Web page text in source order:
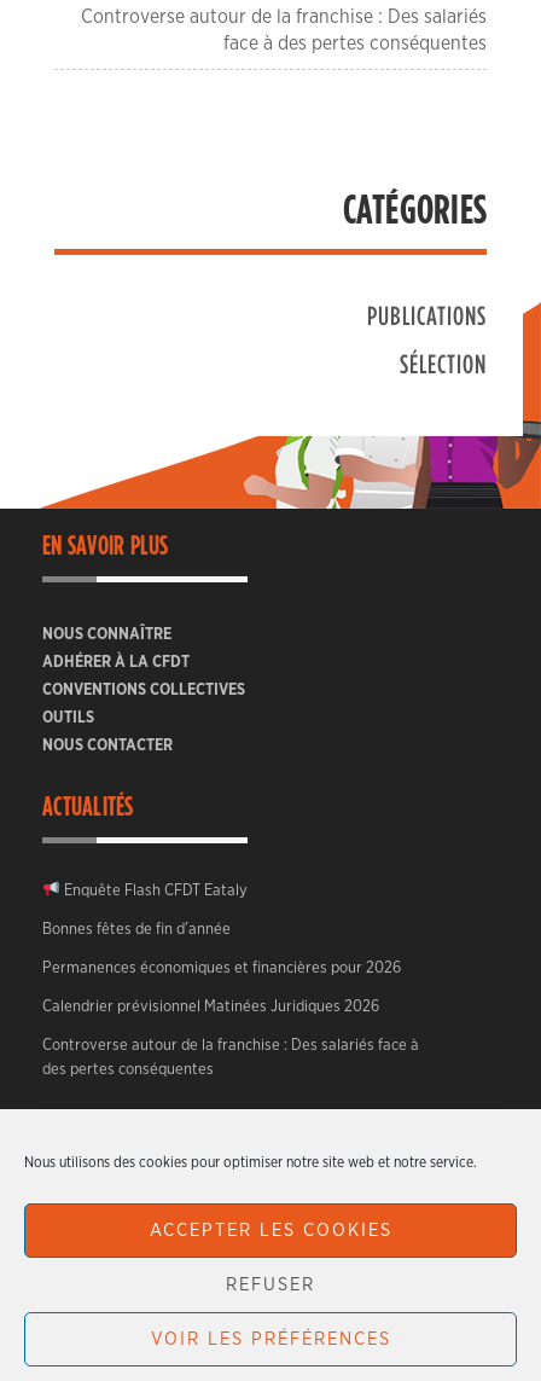
Nous utilisons des cookies pour optimiser notre site web et notre service.
ACCEPTER LES COOKIES
REFUSER
VOIR LES PRÉFÉRENCES
Controverse autour de la franchise : Des salariés
face à des pertes conséquentes
CATÉGORIES
PUBLICATIONS
SÉLECTION
EN SAVOIR PLUS
NOUS CONNAÎTRE
ADHÉRER À LA CFDT
CONVENTIONS COLLECTIVES
OUTILS
NOUS CONTACTER
ACTUALITÉS
Enquête Flash CFDT Eataly
Bonnes fêtes de fin d’année
Permanences économiques et financières pour 2026
Calendrier prévisionnel Matinées Juridiques 2026
Controverse autour de la franchise : Des salariés face à
des pertes conséquentes
CFDT HTR – Hotellerie, Tourisme, Restauration.
Articles originaux écrits par les militants du syndicat.